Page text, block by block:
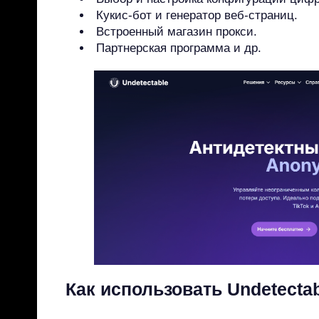
Кукис-бот и генератор веб-страниц.
Встроенный магазин прокси.
Партнерская программа и др.
Как использовать